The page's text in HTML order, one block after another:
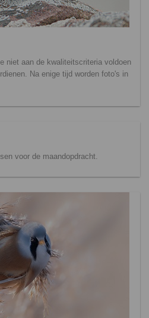
niet aan de kwaliteitscriteria voldoen
Na enige tijd worden foto's in
voor de maandopdracht.